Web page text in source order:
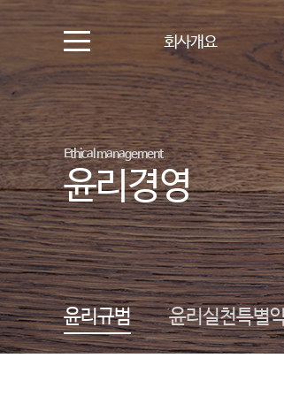
회사개요
Ethical management
윤리경영
윤리규범 윤리실천특별